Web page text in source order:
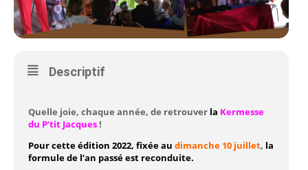
Descriptif
Quelle joie, chaque année, de retrouver la Kermesse
du P’tit Jacques!
Pour cette édition 2022, fixée au dimanche 10 juillet, la
formule de l’an passé est reconduite.